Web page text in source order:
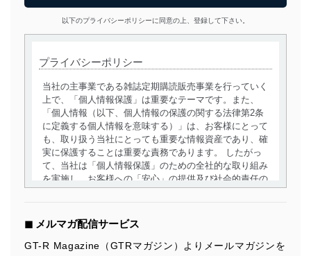
以下のプライバシーポリシーに同意の上、登録して下さい。
プライバシーポリシー
当社の主事業である雑誌定期購読販売事業を行っていく
上で、「個人情報保護」は重要なテーマです。また、
「個人情報（以下、個人情報の保護の関する法律第2条
に定義する個人情報を意味する）」は、お客様にとって
も、取り扱う当社にとっても重要な情報資産であり、確
実に保護することは重要な責務であります。 したがっ
て、当社は「個人情報保護」のための全社的な取り組み
を実施し、お客様への「安心」の提供及び社会的責任の
個人情報の取得・利用・提供について
当社は、個人情報の取得・利用・提供に際して、その利
◼︎ メルマガ配信サービス
GT-R Magazine（GTRマガジン）よりメールマガジンを